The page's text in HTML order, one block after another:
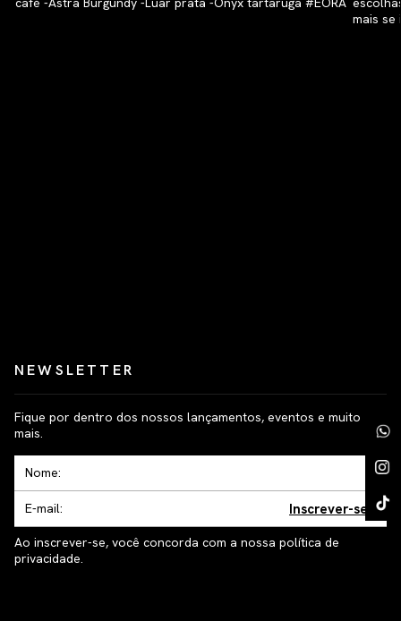
NEWSLETTER
Fique por dentro dos nossos lançamentos, eventos e muito
mais.
Inscrever-se
Ao inscrever-se, você concorda com a nossa política de
privacidade.